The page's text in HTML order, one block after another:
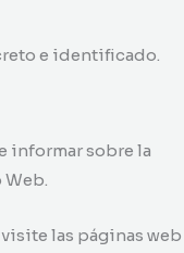
e identificado.
informar sobre la
las páginas web